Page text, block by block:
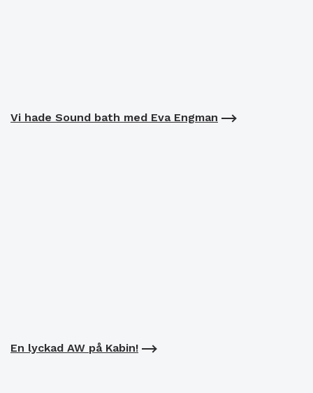
Vi hade Sound bath med Eva Engman
En lyckad AW på Kabin!